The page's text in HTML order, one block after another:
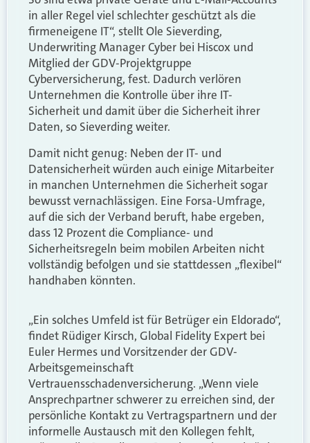
in aller Regel viel schlechter geschützt als die
firmeneigene IT“, stellt Ole Sieverding,
Underwriting Manager Cyber bei Hiscox und
Mitglied der GDV-Projektgruppe
Cyberversicherung, fest. Dadurch verlören
Unternehmen die Kontrolle über ihre IT-
Sicherheit und damit über die Sicherheit ihrer
Daten, so Sieverding weiter.
Damit nicht genug: Neben der IT- und
Datensicherheit würden auch einige Mitarbeiter
in manchen Unternehmen die Sicherheit sogar
bewusst vernachlässigen. Eine Forsa-Umfrage,
auf die sich der Verband beruft, habe ergeben,
dass 12 Prozent die Compliance- und
Sicherheitsregeln beim mobilen Arbeiten nicht
vollständig befolgen und sie stattdessen „flexibel“
handhaben könnten.
„Ein solches Umfeld ist für Betrüger ein Eldorado“,
findet Rüdiger Kirsch, Global Fidelity Expert bei
Euler Hermes und Vorsitzender der GDV-
Arbeitsgemeinschaft
Vertrauensschadenversicherung. „Wenn viele
Ansprechpartner schwerer zu erreichen sind, der
persönliche Kontakt zu Vertragspartnern und der
informelle Austausch mit den Kollegen fehlt,